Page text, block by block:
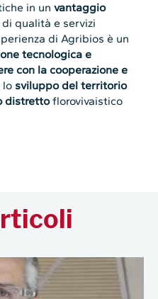
in unvantaggio
qualità e servizi
di Agribios è un
tecnologica e
con la cooperazione e
lo sviluppo del territorio
distrettoflorovivaistico